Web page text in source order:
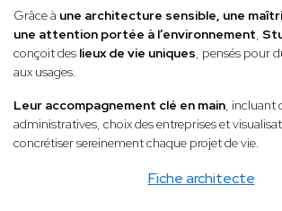
Fiche architecte
Grâce à une architecture sensible, une
une attention portée à l’environnement,
conçoit des lieux de vie uniques, pensés pour
aux usages.
Leur accompagnement clé en main, incluant
administratives, choix des entreprises et
concrétiser sereinement chaque projet de vie.